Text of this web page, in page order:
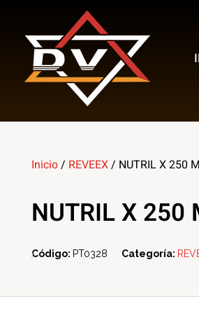
Inicio/ REVEEX/ NUTRIL X 250
NUTRIL X 250
Código: PT0328 Categoría: